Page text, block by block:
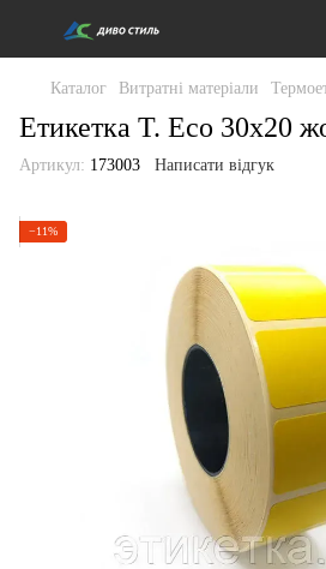
Каталог Витратні матеріали
Етикетка T. Eco 30x20
Артикул: 173003 Написати відгук
−11%